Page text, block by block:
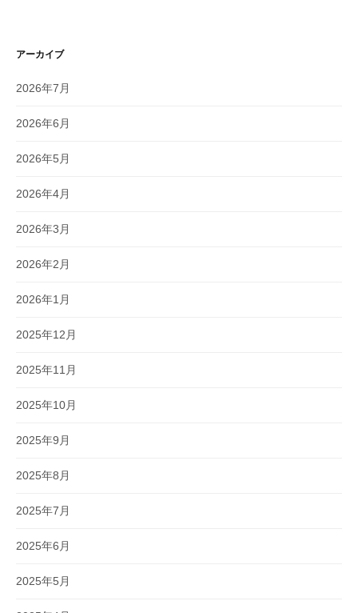
アーカイブ
2026年7月
2026年6月
2026年5月
2026年4月
2026年3月
2026年2月
2026年1月
2025年12月
2025年11月
2025年10月
2025年9月
2025年8月
2025年7月
2025年6月
2025年5月